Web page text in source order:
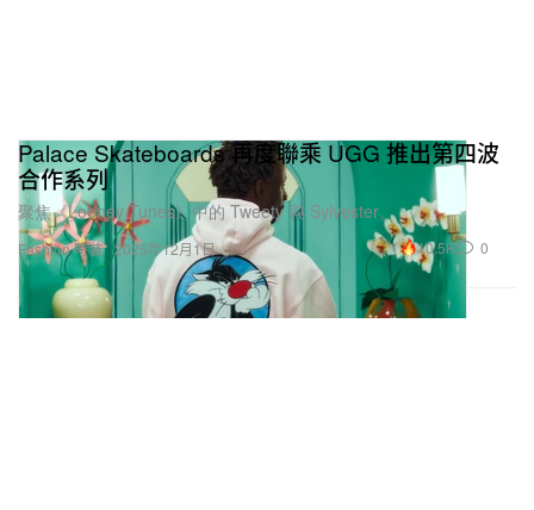
Fashion 時裝
Palace Skateboards 再度聯乘 UGG 推出第四波
合作系列
聚焦《Looney Tunes》中的 Tweety 與 Sylvester。
2025年12月1日 10.5K 0